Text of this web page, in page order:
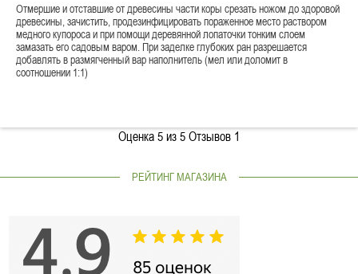
Отмершие и отставшие от древесины части коры срезать ножом до здоровой
древесины, зачистить, продезинфицировать пораженное место раствором
медного купороса и при помощи деревянной лопаточки тонким слоем
замазать его садовым варом. При заделке глубоких ран разрешается
добавлять в размягченный вар наполнитель (мел или доломит в
соотношении 1:1)
Оценка5из 5 Отзывов 1
РЕЙТИНГ МАГАЗИНА